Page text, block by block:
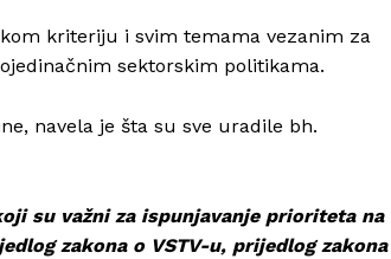
kriteriju i svim temama vezanim za
sektorskim politikama.
navela je šta su sve uradile bh.
su važni za ispunjavanje prioriteta na
zakona o VSTV-u, prijedlog